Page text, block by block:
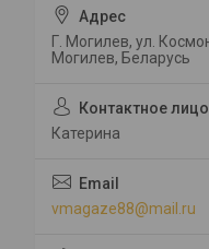
Г. Могилев, ул.
Могилев, Беларусь
Катерина
vmagaze88@mail.ru